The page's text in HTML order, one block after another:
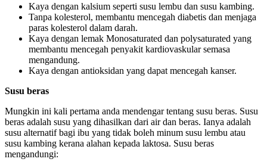
Kaya dengan kalsium seperti susu lembu dan susu kambing.
Tanpa kolesterol, membantu mencegah diabetis dan menjaga
paras kolesterol dalam darah.
Kaya dengan lemak Monosaturated dan polysaturated yang
membantu mencegah penyakit kardiovaskular semasa
mengandung.
Kaya dengan antioksidan yang dapat mencegah kanser.
Susu beras
Mungkin ini kali pertama anda mendengar tentang susu beras. Susu
beras adalah susu yang dihasilkan dari air dan beras. Ianya adalah
susu alternatif bagi ibu yang tidak boleh minum susu lembu atau
susu kambing kerana alahan kepada laktosa. Susu beras
mengandungi: